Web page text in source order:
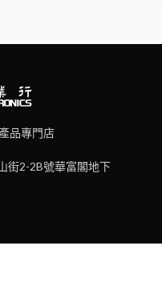
品專門店
街2-2B號華富閣地下